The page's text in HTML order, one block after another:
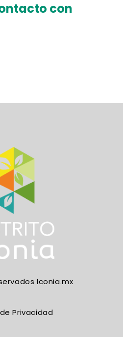
con
Iconia.mx
Privacidad